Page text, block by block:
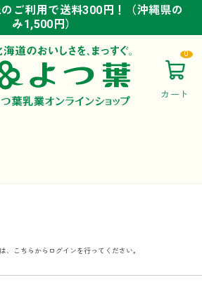
ご利用で送料300円！（沖縄県の
み1,500円）
ご利用で送料300円！（沖縄県の
み1,500円）
ご利用で送料300円！（沖縄県の
み1,500円）
カート
0
、こちらからログインを行ってください。